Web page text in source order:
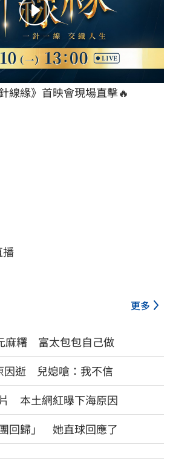
線緣》首映會現場直擊🔥
播
更多
麻糬 富太包包自己做
因逝 兒媳嗆：我不信
本土網紅曝下海原因
回歸」 她直球回應了